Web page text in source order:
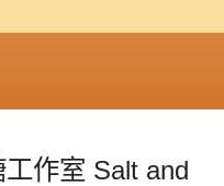
作室 Salt and